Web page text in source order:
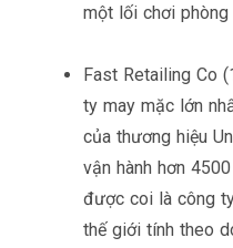
một lối chơi phòng
Fast Retailing Co
ty may mặc lớn
của thương hiệu
vận hành hơn
được coi là công
thế giới tính theo